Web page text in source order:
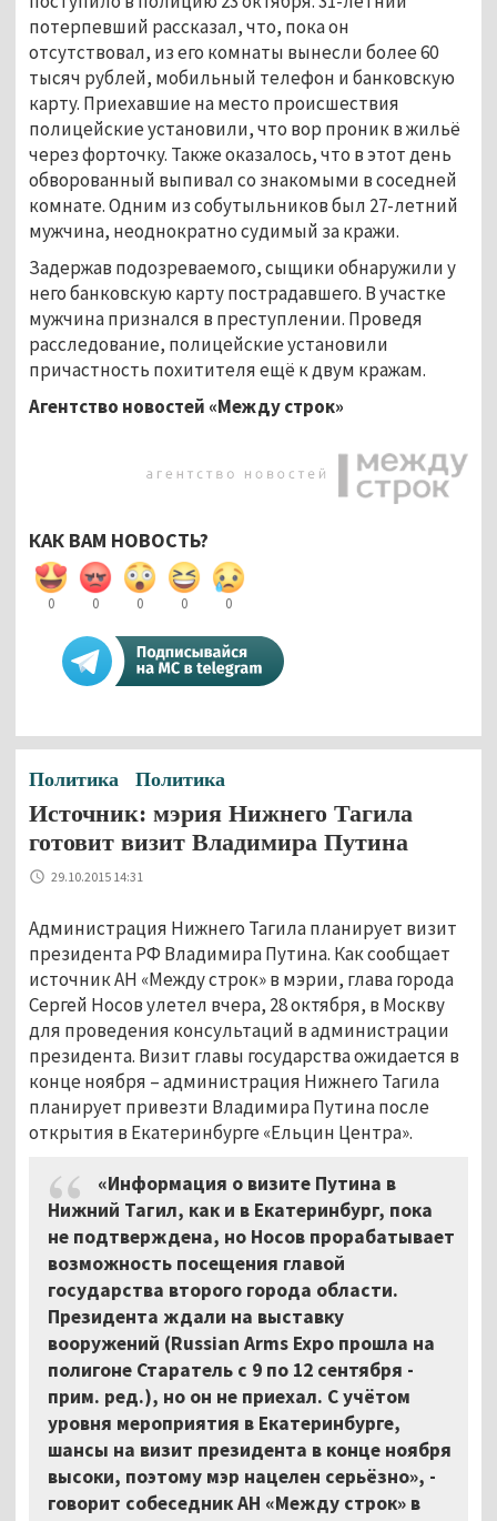
потерпевший рассказал, что, пока он
отсутствовал, из его комнаты вынесли более 60
тысяч рублей, мобильный телефон и банковскую
карту. Приехавшие на место происшествия
полицейские установили, что вор проник в жильё
через форточку. Также оказалось, что в этот день
обворованный выпивал со знакомыми в соседней
комнате. Одним из собутыльников был 27-летний
мужчина, неоднократно судимый за кражи.
Задержав подозреваемого, сыщики обнаружили у
него банковскую карту пострадавшего. В участке
мужчина признался в преступлении. Проведя
расследование, полицейские установили
причастность похитителя ещё к двум кражам.
Агентство новостей «Между строк»
КАК ВАМ НОВОСТЬ?
0 0 0 0 0
Политика Политика
Источник: мэрия Нижнего Тагила
готовит визит Владимира Путина
29.10.2015 14:31
Администрация Нижнего Тагила планирует визит
президента РФ Владимира Путина. Как сообщает
источник АН «Между строк» в мэрии, глава города
Сергей Носов улетел вчера, 28 октября, в Москву
для проведения консультаций в администрации
президента. Визит главы государства ожидается в
конце ноября – администрация Нижнего Тагила
планирует привезти Владимира Путина после
открытия в Екатеринбурге «Ельцин Центра».
«Информация о визите Путина в
Нижний Тагил, как и в Екатеринбург, пока
не подтверждена, но Носов прорабатывает
возможность посещения главой
государства второго города области.
Президента ждали на выставку
вооружений (Russian Arms Expo прошла на
полигоне Старатель с 9 по 12 сентября -
прим. ред.), но он не приехал. С учётом
уровня мероприятия в Екатеринбурге,
шансы на визит президента в конце ноября
высоки, поэтому мэр нацелен серьёзно», -
говорит собеседник АН «Между строк» в